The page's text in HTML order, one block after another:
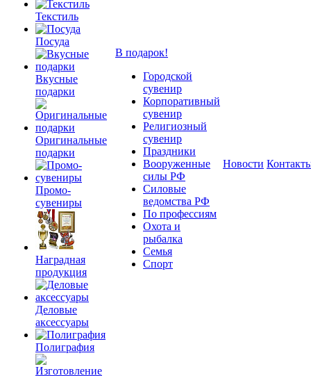
Текстиль
Посуда
Вкусные
подарки
Оригинальные
подарки
Промо-
сувениры
Наградная
продукция
Деловые
аксессуары
Полиграфия
В подарок!
Городской
сувенир
Корпоративный
сувенир
Религиозный
сувенир
Праздники
Вооруженные
силы РФ
Силовые
ведомства РФ
По профессиям
Охота и
рыбалка
Семья
Спорт
Новости